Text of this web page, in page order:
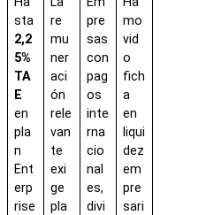
sta
2,2
5%
TA
E
en
pla
n
Ent
erp
rise
re
mu
ner
aci
ón
rele
van
te
exi
ge
pla
pre
sas
con
pag
os
inte
rna
cio
nal
es,
divi
mo
vid
o
fich
a
en
liqui
dez
em
pre
sari